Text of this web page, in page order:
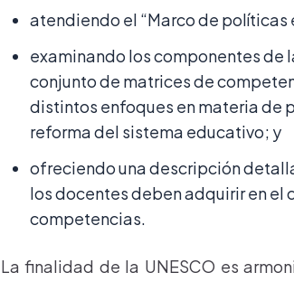
atendiendo el “Marco de
examinando los componentes de
conjunto de matrices de
distintos enfoques en materia de
reforma del sistema educativo; y
ofreciendo una descripción
los docentes deben adquirir en el
competencias.
La finalidad de la UNESCO es